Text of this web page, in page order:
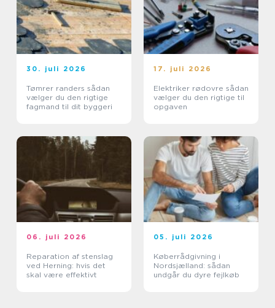
30. juli 2026
Tømrer randers sådan
vælger du den rigtige
fagmand til dit byggeri
17. juli 2026
Elektriker rødovre sådan
vælger du den rigtige til
opgaven
06. juli 2026
Reparation af stenslag
ved Herning: hvis det
skal være effektivt
05. juli 2026
Køberrådgivning i
Nordsjælland: sådan
undgår du dyre fejlkøb